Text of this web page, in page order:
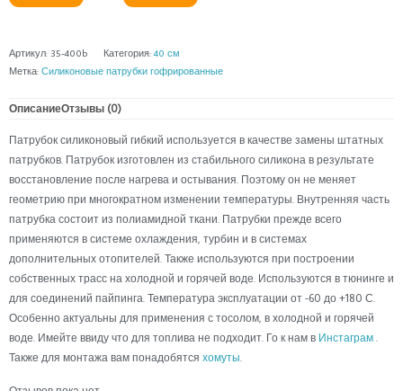
Патрубок
гофрированный
d
L400
Артикул: 35-400b Категория:40 см
Метка: Силиконовые патрубки гофрированные
ОписаниеОтзывы (0)
Патрубок силиконовый гибкий используется в качестве замены штатных
патрубков. Патрубок изготовлен из стабильного силикона в результате
восстановление после нагрева и остывания. Поэтому он не меняет
геометрию при многократном изменении температуры. Внутренняя часть
патрубка состоит из полиамидной ткани. Патрубки прежде всего
применяются в системе охлаждения, турбин и в системах
дополнительных отопителей. Также используются при построении
собственных трасс на холодной и горячей воде. Используются в тюнинге и
для соединений пайпинга. Температура эксплуатации от -60 до +180 С.
Особенно актуальны для применения с тосолом, в холодной и горячей
воде. Имейте ввиду что для топлива не подходит. Го к нам в Инстаграм .
Также для монтажа вам понадобятся хомуты.